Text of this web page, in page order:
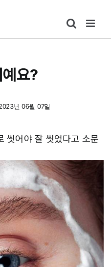
요?
년 06월 07일
씻어야 잘 씻었다고 소문